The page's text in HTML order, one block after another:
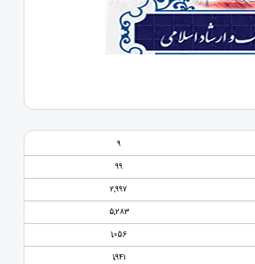
9
99
2,997
5,283
1,056
1,941